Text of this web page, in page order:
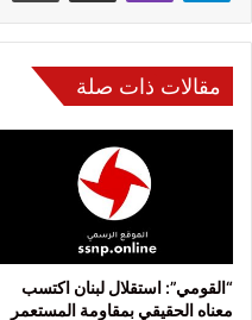
مقالات ذات صلة
“القومي”: استقلال لبنان اكتسب
معناه الحقيقي بمقاومة المستعمر